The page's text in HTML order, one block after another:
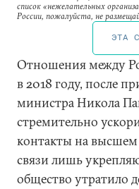
список «нежелательных
России, пожалуйста, не
ЭТА
Отношения между
в 2018 году, после
министра Никола
стремительно
контакты на высшем
связи лишь
общество утратило